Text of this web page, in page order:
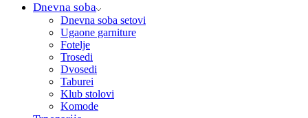
Dnevna soba
Dnevna soba setovi
Ugaone garniture
Fotelje
Trosedi
Dvosedi
Taburei
Klub stolovi
Komode